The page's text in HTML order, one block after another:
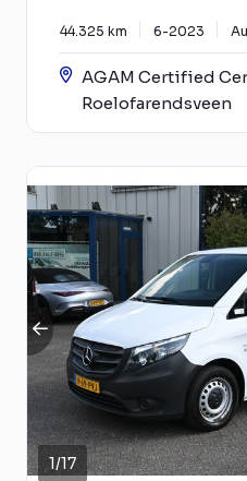
44.325 km 6-2023
AGAM Certified
Roelofarendsveen
1/17